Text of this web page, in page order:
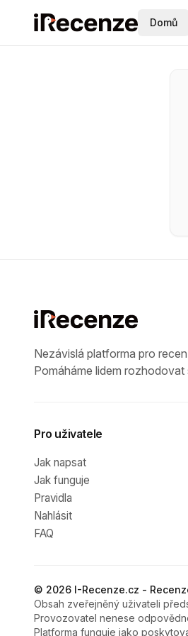
Domů
Nezávislá platforma pro
Pomáháme lidem
Pro uživatele
Jak napsat
Jak funguje
Pravidla
Nahlásit
FAQ
© 2026 I-Recenze.cz -
Obsah zveřejněný uživateli
Provozovatel nenese
Platforma funguje jako